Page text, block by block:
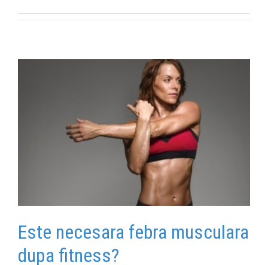
Este necesara febra musculara
dupa fitness?